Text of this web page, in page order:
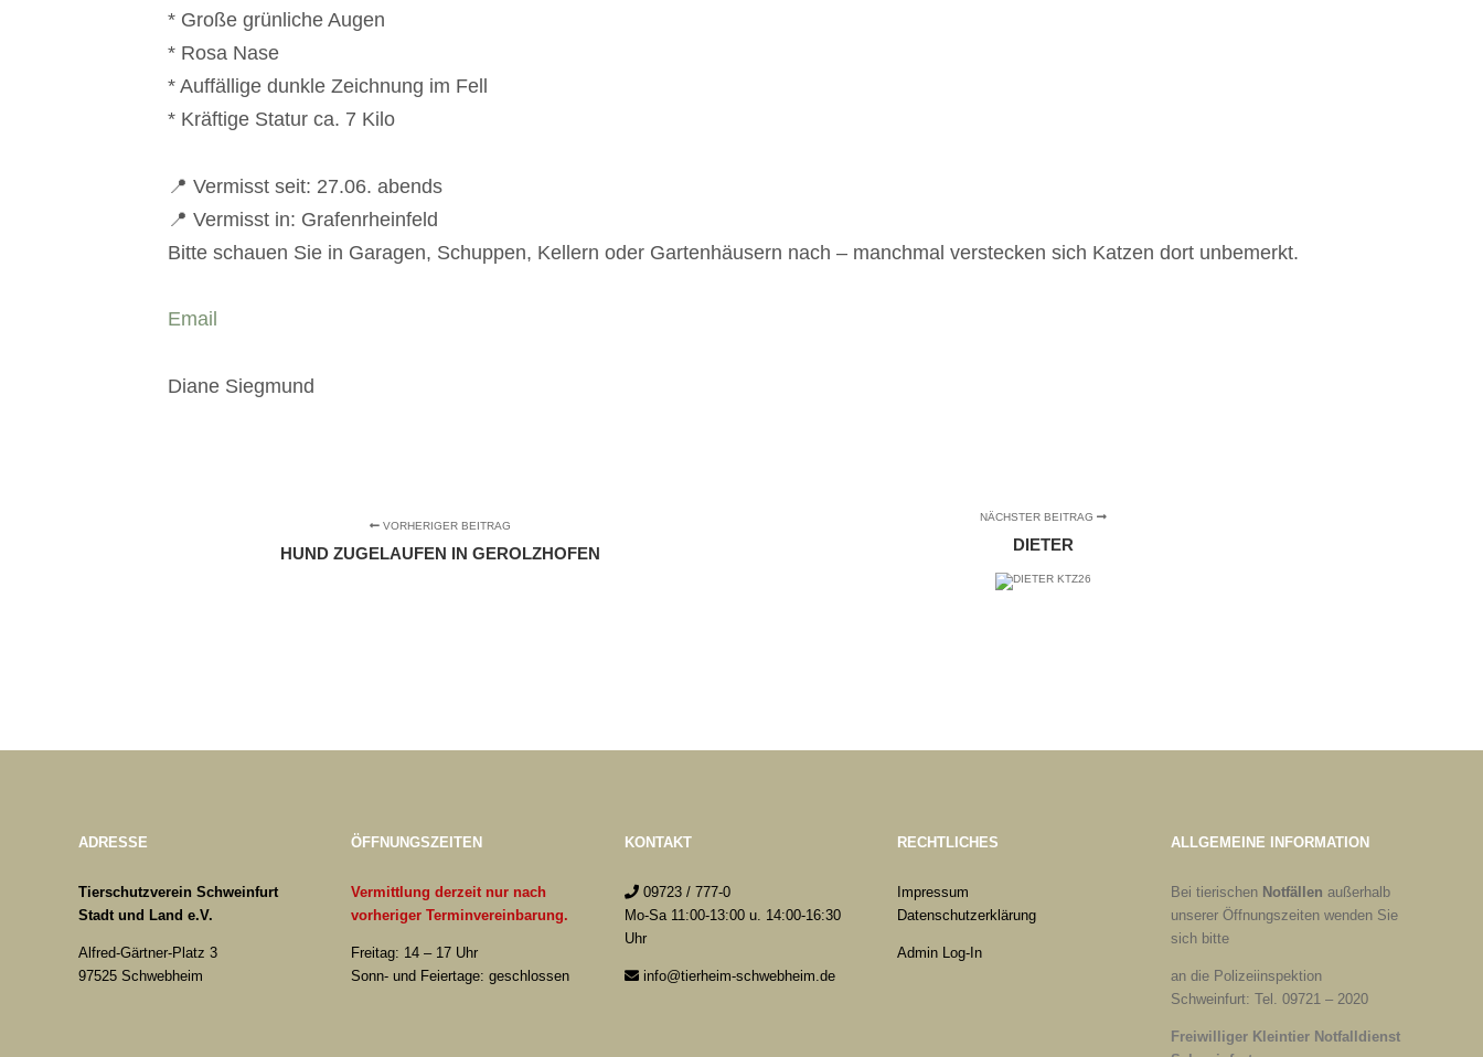
* Große grünliche Augen
* Rosa Nase
* Auffällige dunkle Zeichnung im Fell
* Kräftige Statur ca. 7 Kilo
📍 Vermisst seit: 27.06. abends
📍 Vermisst in: Grafenrheinfeld
Bitte schauen Sie in Garagen, Schuppen, Kellern oder Gartenhäusern nach – manchmal verstecken sich Katzen dort unbemerkt.
Email
Diane Siegmund
VORHERIGER BEITRAG
HUND ZUGELAUFEN IN GEROLZHOFEN
NÄCHSTER BEITRAG
DIETER
ADRESSE
Tierschutzverein Schweinfurt
Stadt und Land e.V.
Alfred-Gärtner-Platz 3
97525 Schwebheim
ÖFFNUNGSZEITEN
Vermittlung derzeit nur nach
vorheriger Terminvereinbarung.
Freitag: 14 – 17 Uhr
Sonn- und Feiertage: geschlossen
KONTAKT
09723 / 777-0
Mo-Sa 11:00-13:00 u. 14:00-16:30
Uhr
info@tierheim-schwebheim.de
RECHTLICHES
Impressum
Datenschutzerklärung
Admin Log-In
ALLGEMEINE INFORMATION
Bei tierischen Notfällen außerhalb
unserer Öffnungszeiten wenden Sie
sich bitte
an die Polizeiinspektion
Schweinfurt: Tel. 09721 – 2020
Freiwilliger Kleintier Notfalldienst